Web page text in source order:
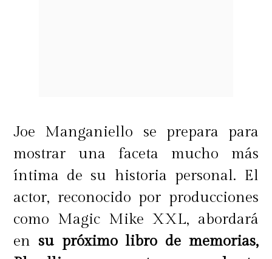
Joe Manganiello se prepara para
mostrar una faceta mucho más
íntima de su historia personal. El
actor, reconocido por producciones
como Magic Mike XXL, abordará
en su próximo libro de memorias,